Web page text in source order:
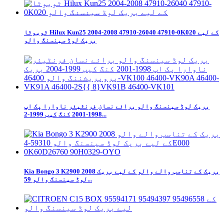
ٹویوٹا Hilux Kun25 2004-2008 47910-26040 47910-0K020 کے لیے
بریک لوڈ سینسنگ والو
بریک لوڈ سینسنگ والو برائے نسان فرنٹیئر ناوارا پک اپ
1998-2001 کنگ کیب 1999-2...
Kia Bongo 3 K2900 2008 بریک کے تناسب والے والو کے لیے بریک
لوڈ سینسنگ والو 59...